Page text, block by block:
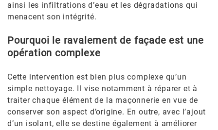
ainsi les infiltrations d’eau et les dégradations qui
menacent son intégrité.
Pourquoi le ravalement de façade est une
opération complexe
Cette intervention est bien plus complexe qu’un
simple nettoyage. Il vise notamment à réparer et à
traiter chaque élément de la maçonnerie en vue de
conserver son aspect d’origine. En outre, avec l’ajout
d’un isolant, elle se destine également à améliorer